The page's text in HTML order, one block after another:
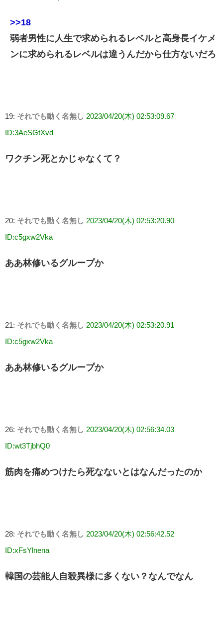
>>18
弱者男性に人生で求められるレベルと高身長イケメ
ンに求められるレベルは違うんだから仕方ないだろ
19: それでも動く名無し 2023/04/20(木) 02:53:09.67
ID:3AeSGtXvd
ワクチン死とかじゃなくて？
20: それでも動く名無し 2023/04/20(木) 02:53:20.90
ID:c5gxw2Vka
ああ林修いるグループか
21: それでも動く名無し 2023/04/20(木) 02:53:20.91
ID:c5gxw2Vka
ああ林修いるグループか
26: それでも動く名無し 2023/04/20(木) 02:56:34.03
ID:wt3TjbhQ0
筋肉を痛めつけたら死なないとはなんだったのか
28: それでも動く名無し 2023/04/20(木) 02:56:42.52
ID:xFsYlnena
韓国の芸能人自殺異様に多くない？なんでなん